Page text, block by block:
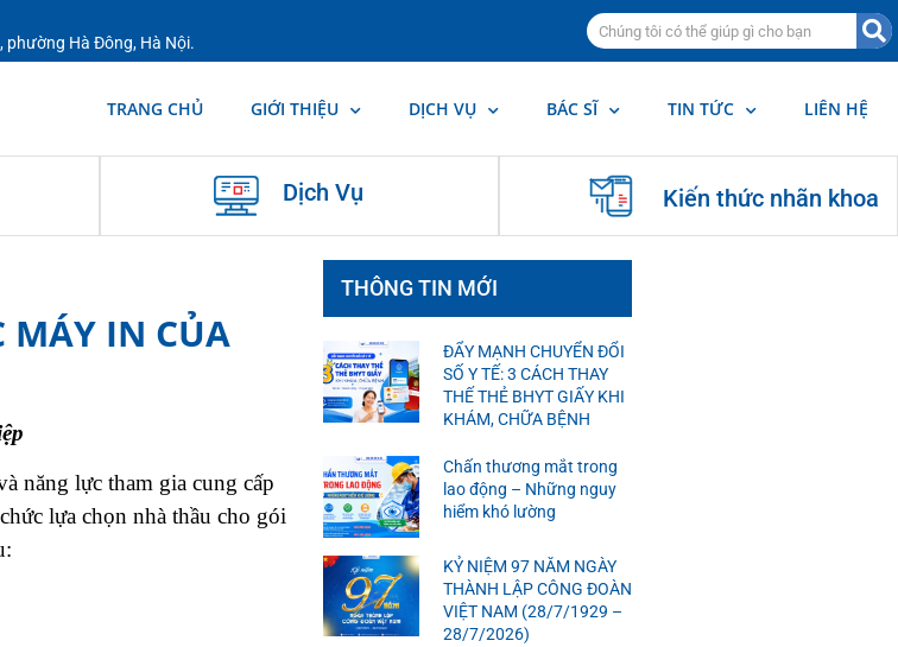
phường Hà Đông, Hà Nội.
TRANG CHỦ GIỚI THIỆU DỊCH VỤ BÁC SĨ TIN TỨC LIÊN HỆ
Dịch Vụ Kiến thức nhãn khoa
IN CỦA
lực tham gia cung cấp
lựa chọn nhà thầu cho gói
THÔNG TIN MỚI
ĐẨY MẠNH CHUYỂN ĐỔI
SỐ Y TẾ: 3 CÁCH THAY
THẾ THẺ BHYT GIẤY KHI
KHÁM, CHỮA BỆNH
Chấn thương mắt trong
lao động – Những nguy
hiểm khó lường
KỶ NIỆM 97 NĂM NGÀY
THÀNH LẬP CÔNG ĐOÀN
VIỆT NAM (28/7/1929 –
28/7/2026)